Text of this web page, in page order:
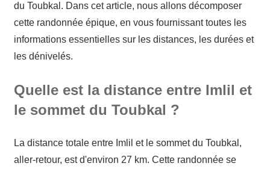
du Toubkal. Dans cet article, nous allons décomposer
cette randonnée épique, en vous fournissant toutes les
informations essentielles sur les distances, les durées et
les dénivelés.
Quelle est la distance entre Imlil et
le sommet du Toubkal ?
La distance totale entre Imlil et le sommet du Toubkal,
aller-retour, est d'environ 27 km. Cette randonnée se